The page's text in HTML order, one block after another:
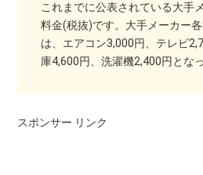
これまでに公表されている大手
料金(税抜)です。大手メーカー
は、エアコン3,000円、テレビ
庫4,600円、洗濯機2,400円とな
スポンサー リンク